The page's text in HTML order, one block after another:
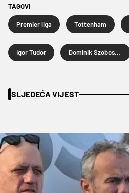
TAGOVI
Premier liga Tottenham
Igor Tudor
SLJEDEĆA VIJEST